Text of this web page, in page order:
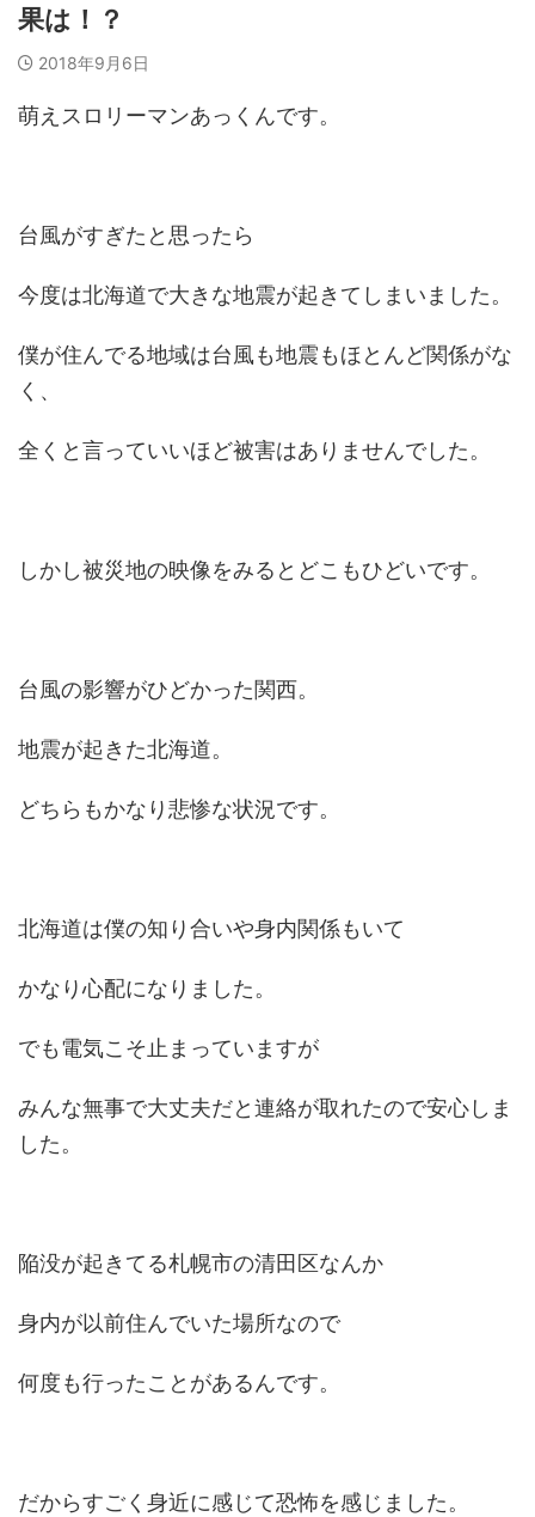
果は！？
2018年9月6日
萌えスロリーマンあっくんです。
台風がすぎたと思ったら
今度は北海道で大きな地震が起きてしまいました。
僕が住んでる地域は台風も地震もほとんど関係がな
く、
全くと言っていいほど被害はありませんでした。
しかし被災地の映像をみるとどこもひどいです。
台風の影響がひどかった関西。
地震が起きた北海道。
どちらもかなり悲惨な状況です。
北海道は僕の知り合いや身内関係もいて
かなり心配になりました。
でも電気こそ止まっていますが
みんな無事で大丈夫だと連絡が取れたので安心しま
した。
陥没が起きてる札幌市の清田区なんか
身内が以前住んでいた場所なので
何度も行ったことがあるんです。
だからすごく身近に感じて恐怖を感じました。